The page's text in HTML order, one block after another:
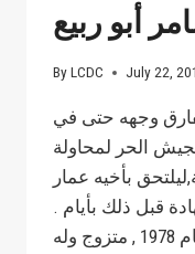
الحسنأبو ربيع
ByLCDC July 22,
وجهه حتى في
الحر لمحاولة
بأخيه عمار
قبل ذلك بأيام .
الشهيد سامر من مواليد عام 1978 , متزوج وله